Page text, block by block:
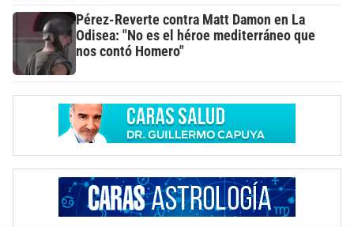
Pérez-Reverte contra Matt Damon en La
Odisea: "No es el héroe mediterráneo que
nos contó Homero"